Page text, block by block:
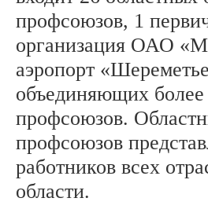
профсоюзов, 1
организация ОАО
аэропорт
объединяющих
профсоюзов.
профсоюзов
работников всех
области.